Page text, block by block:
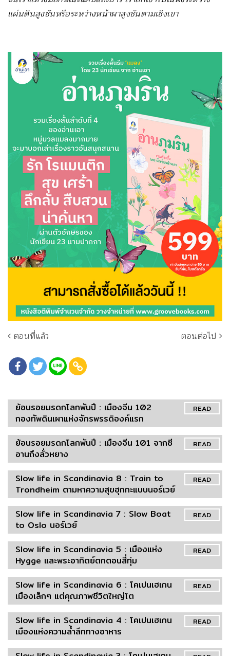
แผ่นดินสูงชันหรือระหว่างหน้าผาสูงชันตามเชิงเขา
ตอนที่แล้ว ตอนต่อไป
READ
ย้อนรอยมรดกโลกพันปี : เมืองจีน 102
กองทัพดินเผาแห่งจักรพรรดิองค์แรก
READ
ย้อนรอยมรดกโลกพันปี : เมืองจีน 101 จากซี
อานถึงลั่วหยาง
READ
Slow life in Scandinavia 8 : Train to
Trondheim ตามหาความสุขฮุกกะแบบนอร์เวย์
READ
Slow life in Scandinavia 7 : Slow Boat
to Oslo นอร์เวย์
READ
Slow life in Scandinavia 5 : เมืองแห่ง
Hygge และพระอาทิตย์ตกตอนสี่ทุ่ม
READ
Slow life in Scandinavia 6 : โคเปนเฮเกน
เมืองเล็กๆ แต่คุณภาพชีวิตใหญ่โต
READ
Slow life in Scandinavia 4 : โคเปนเฮเกน
เมืองแห่งความล้ำลึกทางอาหาร